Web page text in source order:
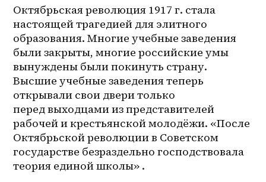
Октябрьская революция 1917 г. стала
настоящей трагедией для элитного
образования. Многие учебные заведения
были закрыты, многие российские умы
вынуждены были покинуть страну.
Высшие учебные заведения теперь
открывали свои двери только
перед выходцами из представителей
рабочей и крестьянской молодёжи. «После
Октябрьской революции в Советском
государстве безраздельно господствовала
теория единой школы» .